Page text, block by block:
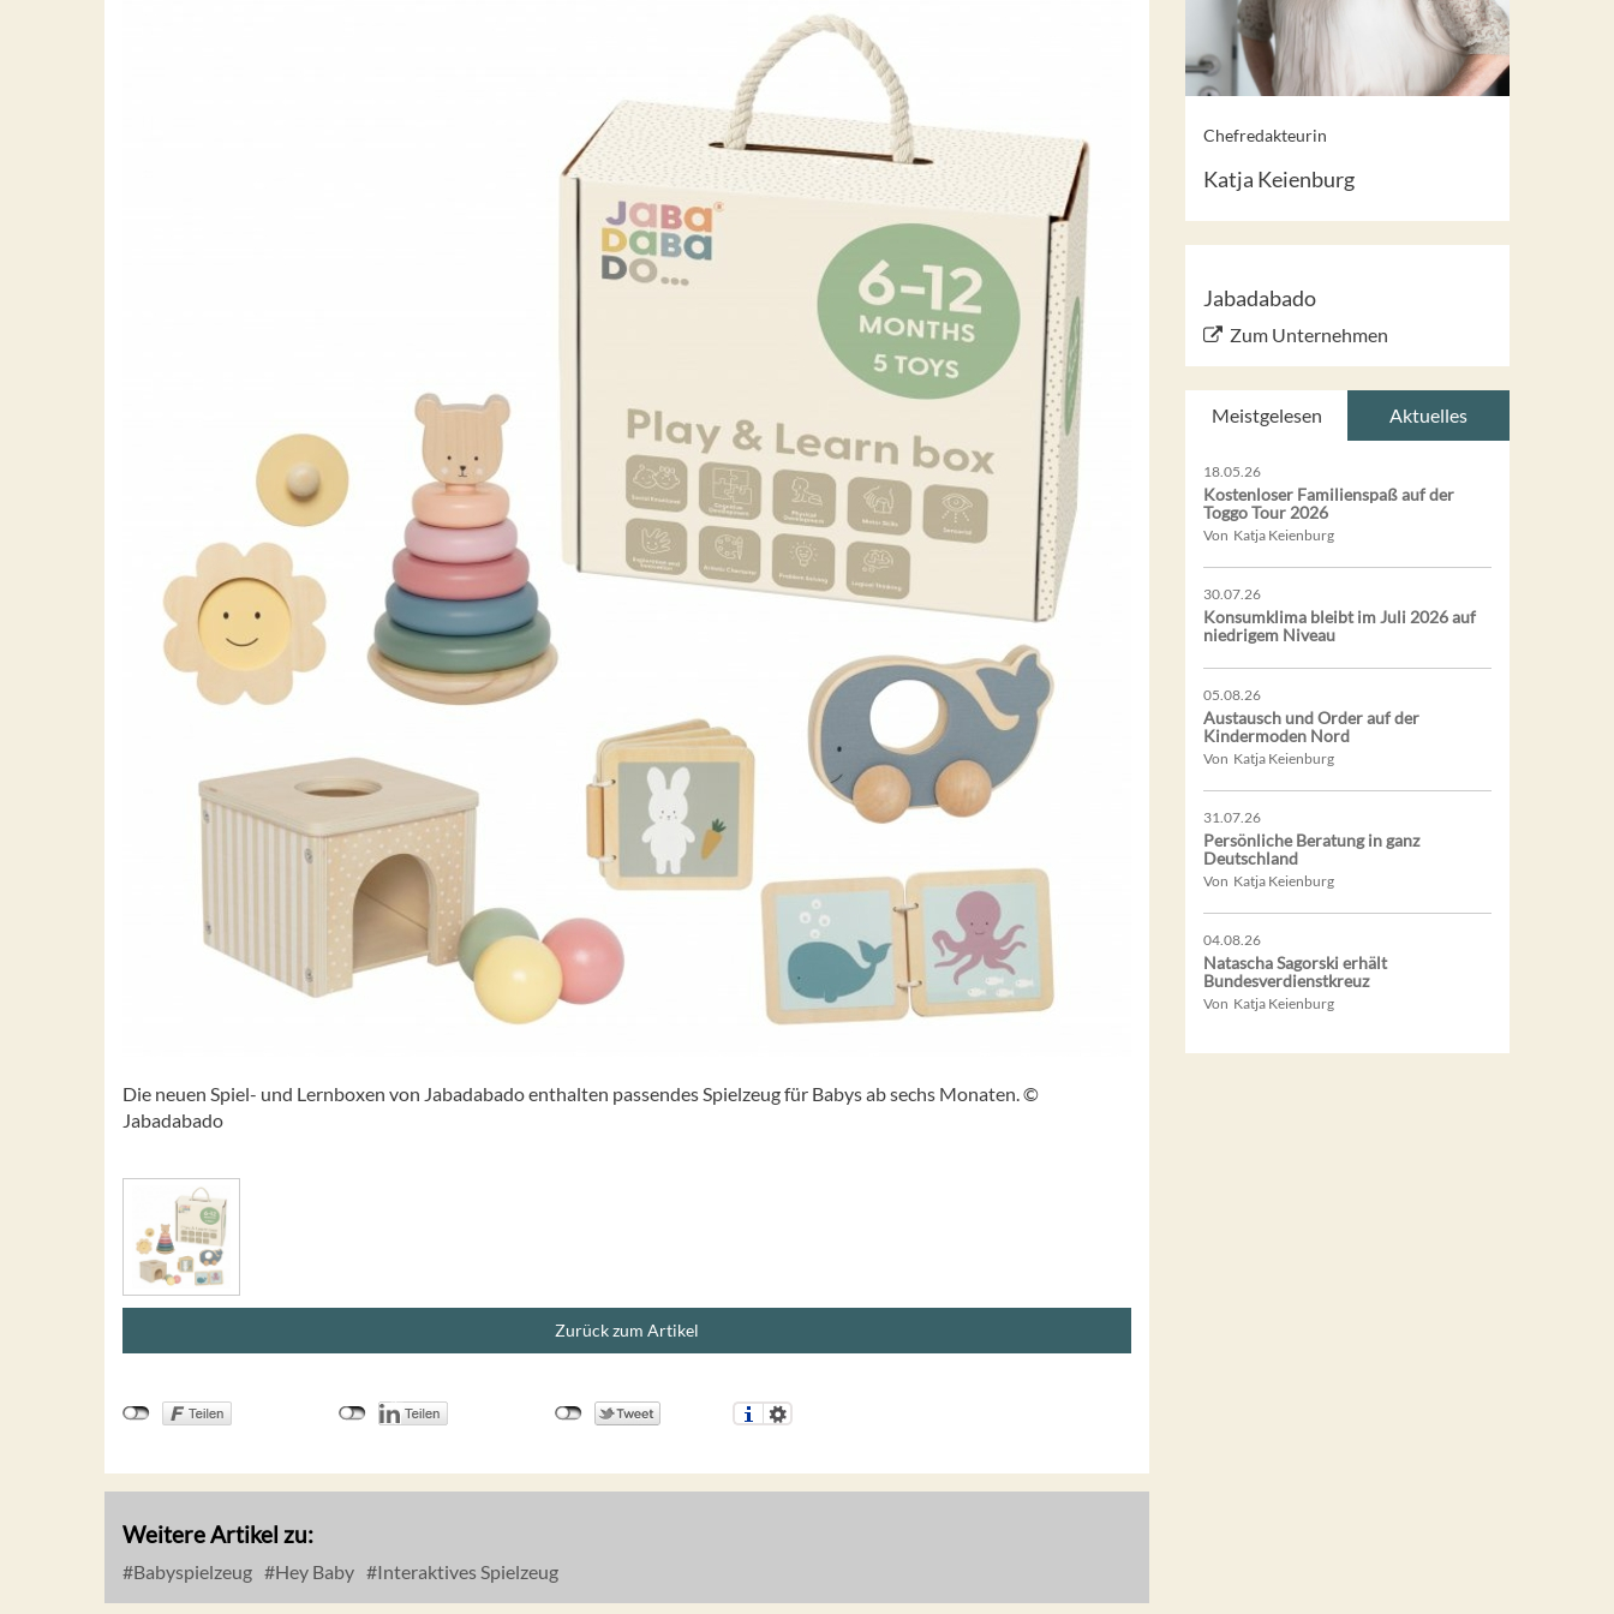
Die neuen Spiel- und Lernboxen von Jabadabado enthalten passendes Spielzeug für Babys ab sechs Monaten. ©
Jabadabado
Zurück zum Artikel
Weitere Artikel zu:
Babyspielzeug Hey Baby Interaktives Spielzeug
Chefredakteurin
Katja Keienburg
Jabadabado
Zum Unternehmen
Meistgelesen Aktuelles
18.05.26
Kostenloser Familienspaß auf der
Toggo Tour 2026
Von Katja Keienburg
30.07.26
Konsumklima bleibt im Juli 2026 auf
niedrigem Niveau
05.08.26
Austausch und Order auf der
Kindermoden Nord
Von Katja Keienburg
31.07.26
Persönliche Beratung in ganz
Deutschland
Von Katja Keienburg
04.08.26
Natascha Sagorski erhält
Bundesverdienstkreuz
Von Katja Keienburg